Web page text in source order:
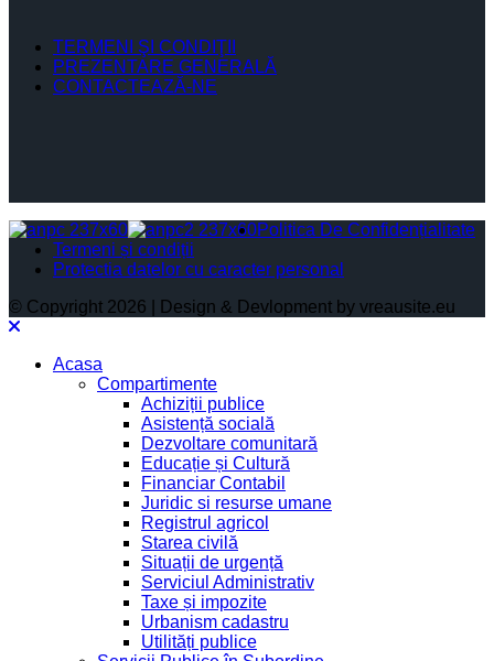
TERMENI ŞI CONDIŢII
PREZENTARE GENERALĂ
CONTACTEAZĂ-NE
Politica De Confidențialitate
Termeni și condiții
Protectia datelor cu caracter personal
© Copyright 2026 | Design & Devlopment by vreausite.eu
Acasa
Compartimente
Achiziții publice
Asistență socială
Dezvoltare comunitară
Educație și Cultură
Financiar Contabil
Juridic si resurse umane
Registrul agricol
Starea civilă
Situații de urgență
Serviciul Administrativ
Taxe și impozite
Urbanism cadastru
Utilități publice